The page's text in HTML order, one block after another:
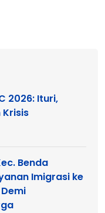
2026: Ituri,
Krisis
Benda
Imigrasi ke